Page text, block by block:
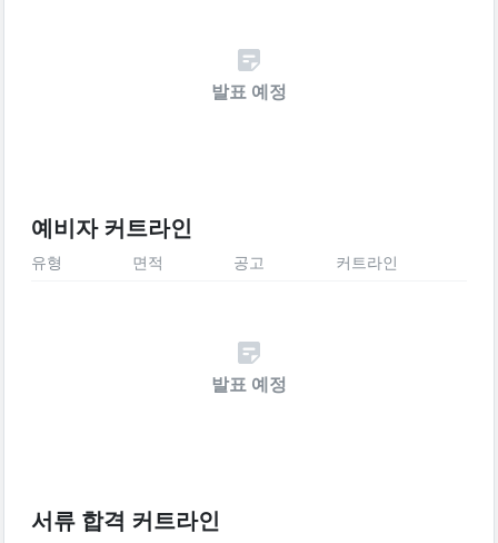
발표 예정
예비자 커트라인
유형 면적 공고 커트라인
발표 예정
서류 합격 커트라인